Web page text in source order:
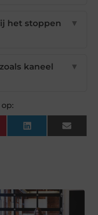
het stoppen
▼
kaneel
▼
LinkedInEmail